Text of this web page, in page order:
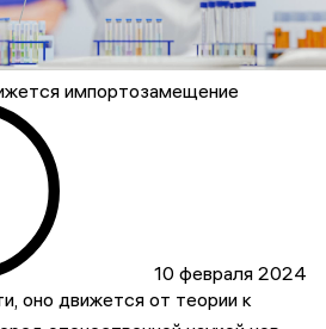
импортозамещение
10 февраля 2024
оно движется от теории к